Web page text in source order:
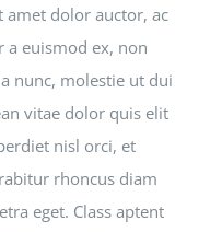
dolor auctor, ac
a euismod ex, non
nunc, molestie ut dui
vitae dolor quis elit
nisl orci, et
rhoncus diam
eget. Class aptent